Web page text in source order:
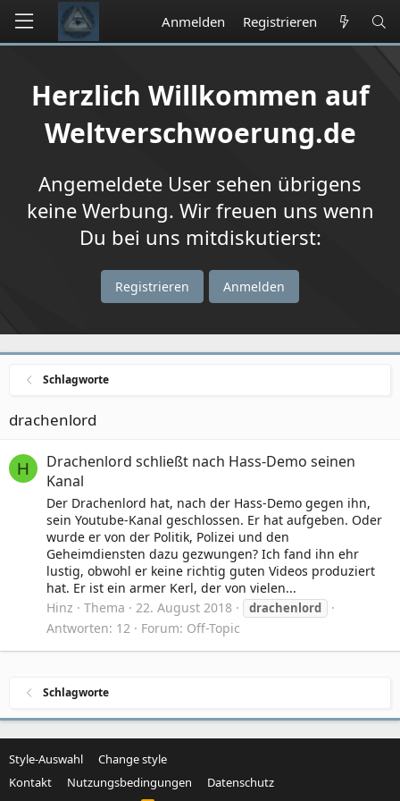
Anmelden Registrieren
Herzlich Willkommen auf
Weltverschwoerung.de
Angemeldete User sehen übrigens
keine Werbung. Wir freuen uns wenn
Du bei uns mitdiskutierst:
Registrieren Anmelden
Schlagworte
drachenlord
H
Drachenlord schließt nach Hass-Demo seinen
Kanal
Der Drachenlord hat, nach der Hass-Demo gegen ihn,
sein Youtube-Kanal geschlossen. Er hat aufgeben. Oder
wurde er von der Politik, Polizei und den
Geheimdiensten dazu gezwungen? Ich fand ihn ehr
lustig, obwohl er keine richtig guten Videos produziert
hat. Er ist ein armer Kerl, der von vielen...
Hinz
Thema 22. August 2018 drachenlord
Antworten: 12 Forum: Off-Topic
Schlagworte
Style-Auswahl
Change style
Kontakt
Nutzungsbedingungen
Datenschutz